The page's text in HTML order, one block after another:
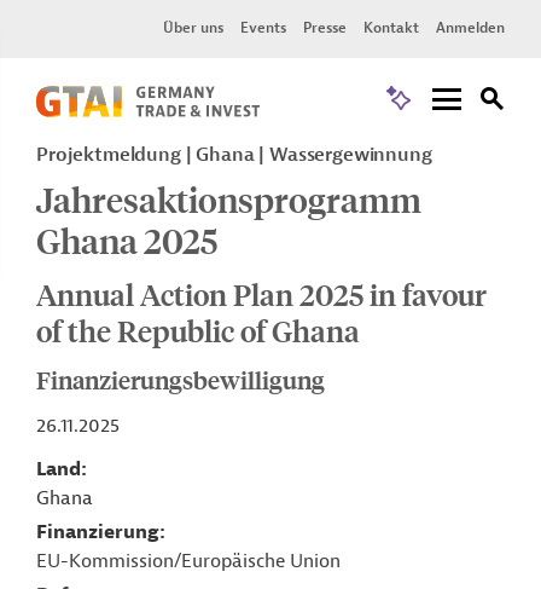
Über uns Events Presse Kontakt Anmelden
Projektmeldung Ghana Wassergewinnung
Jahresaktionsprogramm
Ghana 2025
Annual Action Plan 2025 in favour
of the Republic of Ghana
Finanzierungsbewilligung
26.11.2025
Land
Ghana
Finanzierung
EU-Kommission/Europäische Union